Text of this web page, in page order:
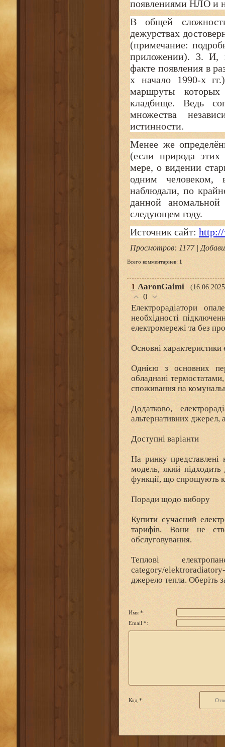
появлениями НЛО и
В общей
дежурствах
(примечание:
приложении). 3. И,
факте появления в
х начало 1990-х
маршруты которых
кладбище. Ведь
множества
истинности.
Менее же
(если природа этих
мере, о видении
одним человеком,
наблюдали, по
данной
следующем году.
Источник сайт:
Просмотров: 1177 |
Всего комментариев: 1
1 AaronGaimi
0
Електрорадіатори
необхідності
електромережі та без
Основні характеристики
Однією з основних
обладнані
споживання на
Додатково,
альтернативних джерел,
Доступні варіанти
На ринку представлені
модель, який
функції, що спрощують
Поради щодо вибору
Купити сучасний
тарифів. Вони не
обслуговування.
Теплові
category/
джерело тепла. Оберіть
Имя *:
Email *:
Код *: